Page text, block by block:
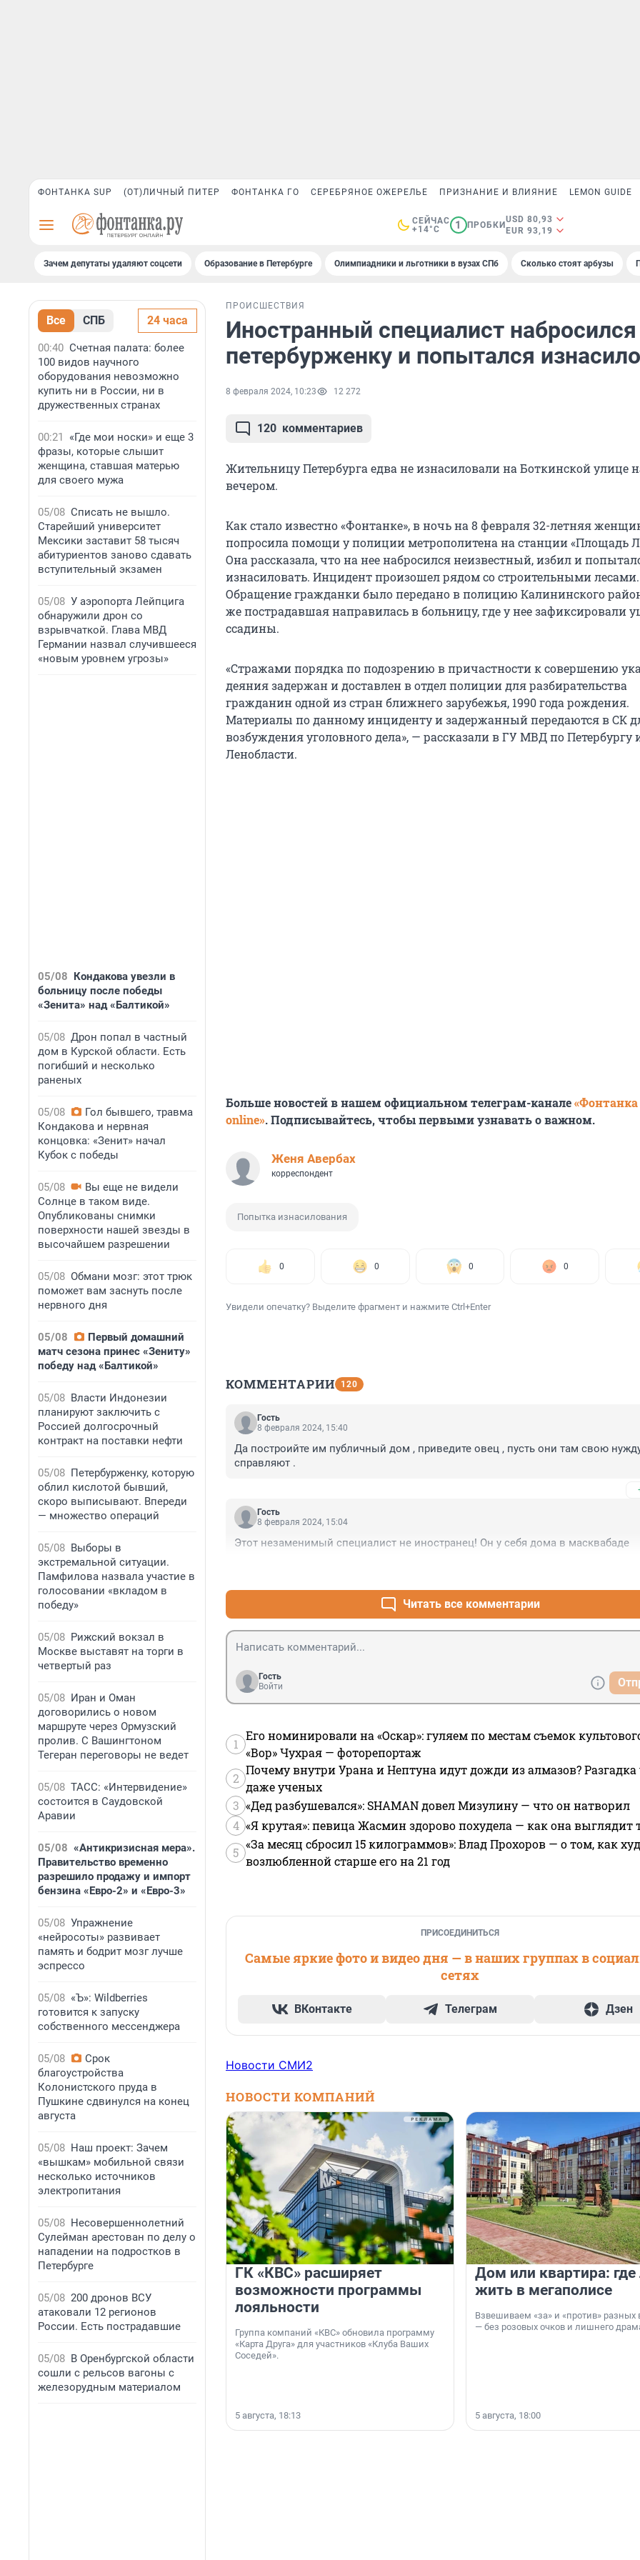
ФОНТАНКА SUP (ОТ)ЛИЧНЫЙ ПИТЕР ФОНТАНКА ГО СЕРЕБРЯНОЕ ОЖЕРЕЛЬЕ ПРИЗНАНИЕ И ВЛИЯНИЕ LEMON GUIDE
СЕЙЧАС
+14°C
1 ПРОБКИ
USD 80,93
EUR 93,19
Зачем депутаты удаляют соцсети Образование в Петербурге Олимпиадники и льготники в вузах СПб Сколько стоят арбузы
Все СПБ 24 часа
00:40 Счетная палата: более
100 видов научного
оборудования невозможно
купить ни в России, ни в
дружественных странах
00:21
«Где мои носки» и еще 3
фразы, которые слышит
женщина, ставшая матерью
для своего мужа
05/08 Списать не вышло.
Старейший университет
Мексики заставит 58 тысяч
абитуриентов заново сдавать
вступительный экзамен
05/08 У аэропорта Лейпцига
обнаружили дрон со
взрывчаткой. Глава МВД
Германии назвал случившееся
«новым уровнем угрозы»
05/08 Кондакова увезли в
больницу после победы
«Зенита» над «Балтикой»
05/08 Дрон попал в частный
дом в Курской области. Есть
погибший и несколько
раненых
05/08
Гол бывшего, травма
Кондакова и нервная
концовка: «Зенит» начал
Кубок с победы
05/08
Вы еще не видели
Солнце в таком виде.
Опубликованы снимки
поверхности нашей звезды в
высочайшем разрешении
05/08 Обмани мозг: этот трюк
поможет вам заснуть после
нервного дня
05/08
Первый домашний
матч сезона принес «Зениту»
победу над «Балтикой»
05/08 Власти Индонезии
планируют заключить с
Россией долгосрочный
контракт на поставки нефти
05/08 Петербурженку, которую
облил кислотой бывший,
скоро выписывают. Впереди
— множество операций
05/08 Выборы в
экстремальной ситуации.
Памфилова назвала участие в
голосовании «вкладом в
победу»
05/08 Рижский вокзал в
Москве выставят на торги в
четвертый раз
05/08 Иран и Оман
договорились о новом
маршруте через Ормузский
пролив. С Вашингтоном
Тегеран переговоры не ведет
05/08 ТАСС: «Интервидение»
состоится в Саудовской
Аравии
05/08 «Антикризисная мера».
Правительство временно
разрешило продажу и импорт
бензина «Евро-2» и «Евро-3»
05/08 Упражнение
«нейросоты» развивает
память и бодрит мозг лучше
эспрессо
05/08 «Ъ»: Wildberries
готовится к запуску
собственного мессенджера
05/08
Срок
благоустройства
Колонистского пруда в
Пушкине сдвинулся на конец
августа
05/08 Наш проект: Зачем
«вышкам» мобильной связи
несколько источников
электропитания
05/08 Несовершеннолетний
Сулейман арестован по делу о
нападении на подростков в
Петербурге
05/08 200 дронов ВСУ
атаковали 12 регионов
России. Есть пострадавшие
05/08 В Оренбургской области
сошли с рельсов вагоны с
железорудным материалом
ПРОИСШЕСТВИЯ
Иностранный специалист
петербурженку и попытался
8 февраля 2024, 10:23 12 272
120 комментариев
Жительницу Петербурга едва не изнасиловали на Боткинской улице
вечером.
Как стало известно «Фонтанке», в ночь на 8 февраля 32-летняя
попросила помощи у полиции метрополитена на станции «Площадь
Она рассказала, что на нее набросился неизвестный, избил и
изнасиловать. Инцидент произошел рядом со строительными лесами.
Обращение гражданки было передано в полицию Калининского
же пострадавшая направилась в больницу, где у нее зафиксировали
ссадины.
«Стражами порядка по подозрению в причастности к совершению
деяния задержан и доставлен в отдел полиции для разбирательства
гражданин одной из стран ближнего зарубежья, 1990 года рождения.
Материалы по данному инциденту и задержанный передаются в СК
возбуждения уголовного дела», — рассказали в ГУ МВД по Петербургу
Ленобласти.
Больше новостей в нашем официальном телеграм-канале«Фонтанка
online». Подписывайтесь, чтобы первыми узнавать о важном.
Женя Авербах
корреспондент
Попытка изнасилования
0 0 0 0
Увидели опечатку? Выделите фрагмент и нажмите Ctrl+Enter
КОММЕНТАРИИ 120
Гость
8 февраля 2024, 15:40
Да построийте им публичный дом , приведите овец , пусть они там свою
справляют .
Гость
8 февраля 2024, 15:04
Этот незаменимый специалист не иностранец! Он у себя дома в масквабаде
Читать все комментарии
Гость
Войти
1
Его номинировали на «Оскар»: гуляем по местам съемок
«Вор» Чухрая — фоторепортаж
2
Почему внутри Урана и Нептуна идут дожди из алмазов?
даже ученых
3 «Дед разбушевался»: SHAMAN довел Мизулину — что он натворил
4 «Я крутая»: певица Жасмин здорово похудела — как она выглядит
5
«За месяц сбросил 15 килограммов»: Влад Прохоров — о том, как
возлюбленной старше его на 21 год
ПРИСОЕДИНИТЬСЯ
Самые яркие фото и видео дня — в наших группах в
сетях
ВКонтакте Телеграм Дзен
Новости СМИ2
НОВОСТИ КОМПАНИЙ
ГК «КВС» расширяет
возможности программы
лояльности
Группа компаний «КВС» обновила программу
«Карта Друга» для участников «Клуба Ваших
Соседей».
5 августа, 18:13
Дом или квартира:
жить в мегаполисе
Взвешиваем «за» и «против» разных
— без розовых очков и лишнего
5 августа, 18:00